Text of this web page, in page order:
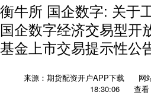
衡牛所 国企数字: 关于
国企数字经济交易型开
基金上市交易提示性公
来源：期货配资开户APP下载 网
18:30:06
查看